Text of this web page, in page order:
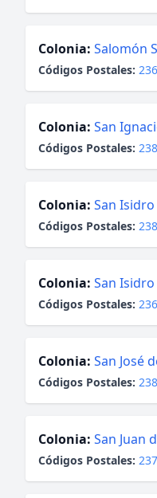
Colonia: Salomón
Códigos Postales:
Colonia: San
Códigos Postales:
Colonia: San
Códigos Postales:
Colonia: San
Códigos Postales:
Colonia: San José
Códigos Postales:
Colonia: San Juan
Códigos Postales: